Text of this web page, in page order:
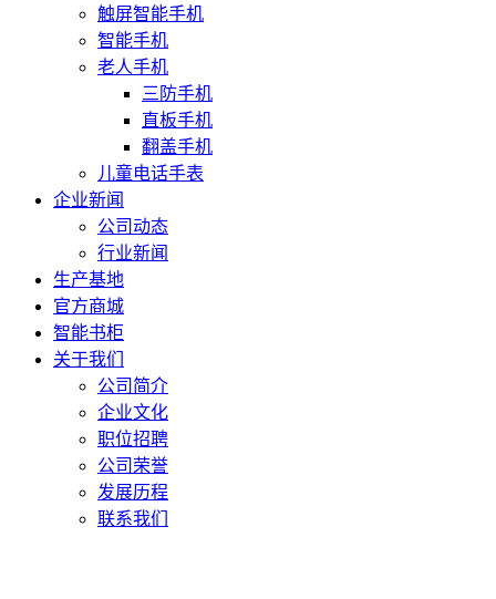
触屏智能手机
智能手机
老人手机
三防手机
直板手机
翻盖手机
儿童电话手表
企业新闻
公司动态
行业新闻
生产基地
官方商城
智能书柜
关于我们
公司简介
企业文化
职位招聘
公司荣誉
发展历程
联系我们